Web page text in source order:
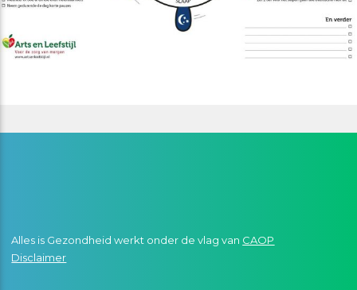
Alles is Gezondheid werkt onder de vlag van CAOP
Disclaimer